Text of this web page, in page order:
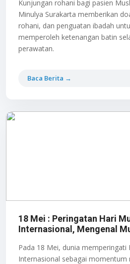
Kunjungan rohani bagi pasien
Minulya Surakarta memberikan
rohani, dan penguatan ibadah
memperoleh ketenangan batin
perawatan.
Baca Berita →
18 Mei : Peringatan Hari
Internasional, Mengenal
Pada 18 Mei, dunia memperingati
Internasional sebagai momentum